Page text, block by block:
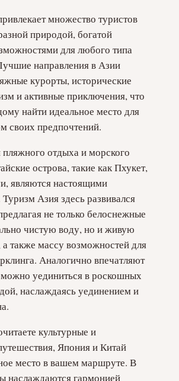
множество туристов
природой, богатой
для любого типа
направления в Азии
курорты, исторические
и активные приключения, что
найти идеальное место для
своих предпочтений.
отдыха и морского
острова, такие как Пхукет,
являются настоящими
Азия здесь развивался
не только белоснежные
чистую воду, но и живую
также массу возможностей для
Аналогично впечатляют
уединиться в роскошных
наслаждаясь уединением и
культурные и
Япония и Китай
место в вашем маршруте. В
наслаждаются гармонией